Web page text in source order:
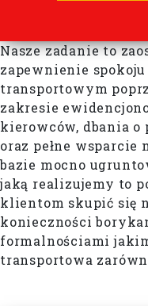
Nasze zadanie to
zapewnienie
transportowym
zakresie
kierowców, dbania o
oraz pełne wsparcie
bazie mocno
jaką realizujemy to
klientom skupić się
konieczności
formalnościami
transportowa